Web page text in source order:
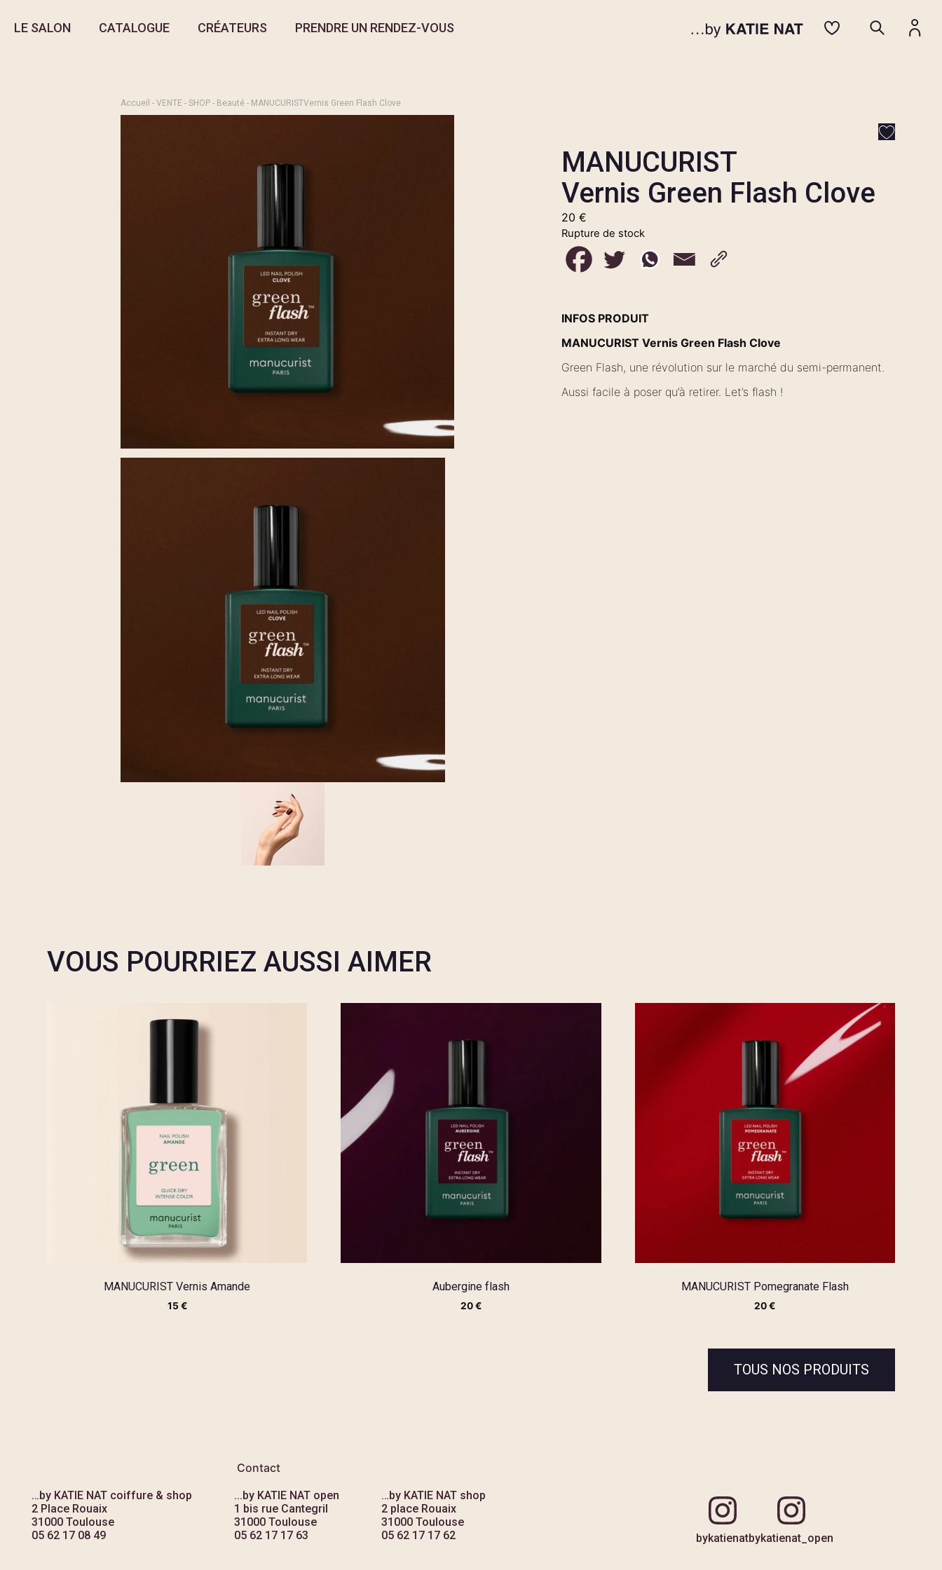
LE SALON CATALOGUE CRÉATEURS PRENDRE UN RENDEZ-VOUS
Accueil - VENTE - SHOP - Beauté - MANUCURISTVernis Green Flash Clove
MANUCURIST
Vernis Green Flash Clove
20 €
Rupture de stock
INFOS PRODUIT
MANUCURIST Vernis Green Flash Clove
Green Flash, une révolution sur le marché du semi-permanent.
Aussi facile à poser qu’à retirer. Let’s flash !
VOUS POURRIEZ AUSSI AIMER
MANUCURIST Vernis Amande
15€
Aubergine flash
20€
MANUCURIST Pomegranate Flash
20€
TOUS NOS PRODUITS
Contact
…by KATIE NAT coiffure & shop
2 Place Rouaix
31000 Toulouse
05 62 17 08 49
...by KATIE NAT open
1 bis rue Cantegril
31000 Toulouse
05 62 17 17 63
…by KATIE NAT shop
2 place Rouaix
31000 Toulouse
05 62 17 17 62
bykatienatbykatienat_open